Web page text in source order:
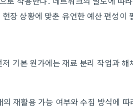
장 상황에 맞춘 유연한 예산 편성이
기본 원가에는 재료 분리 작업과 해
재활용 가능 여부와 수집 방식에 따